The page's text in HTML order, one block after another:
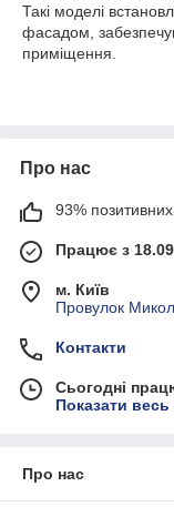
Такі моделі
фасадом,
приміщення.
рівень шуму,
надійність і
перевірені б/в
модель проходить
гарантією.
Про нас
93% позитивних
Працює з
м. Київ
Провулок
Контакти
Сьогодні
Показати
Про нас